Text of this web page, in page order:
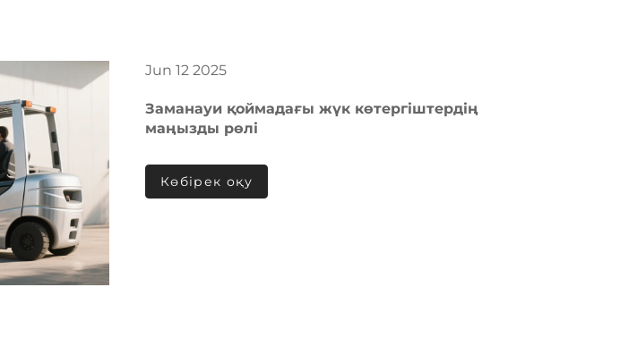
Jun 12 2025
Заманауи қоймадағы жүк көтергіштердің
маңызды рөлі
Көбірек оқу